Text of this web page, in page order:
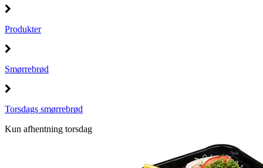
Produkter
Smørrebrød
Torsdags smørrebrød
Kun afhentning torsdag